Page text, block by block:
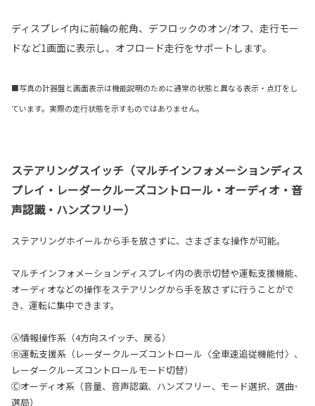
ディスプレイ内に前輪の舵角、デフロックのオン/オフ、走行モー
ドなど1画面に表示し、オフロード走行をサポートします。
■写真の計器盤と画面表示は機能説明のために通常の状態と異なる表示・点灯をし
ています。実際の走行状態を示すものではありません。
ステアリングスイッチ（マルチインフォメーションディス
プレイ・レーダークルーズコントロール・オーディオ・音
声認識・ハンズフリー）
ステアリングホイールから手を放さずに、さまざまな操作が可能。
マルチインフォメーションディスプレイ内の表示切替や運転支援機能、
オーディオなどの操作をステアリングから手を放さずに行うことがで
き、運転に集中できます。
Ⓐ情報操作系（4方向スイッチ、戻る）
Ⓑ運転支援系（レーダークルーズコントロール〈全車速追従機能付〉、
レーダークルーズコントロールモード切替）
Ⓒオーディオ系（音量、音声認識、ハンズフリー、モード選択、選曲･
選局）